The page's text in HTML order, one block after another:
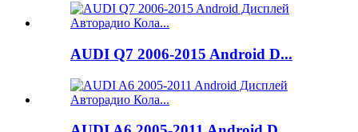
AUDI Q7 2006-2015 Android D...